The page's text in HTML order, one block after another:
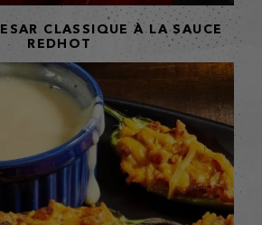
CLASSIQUE À LA SAUCE
REDHOT